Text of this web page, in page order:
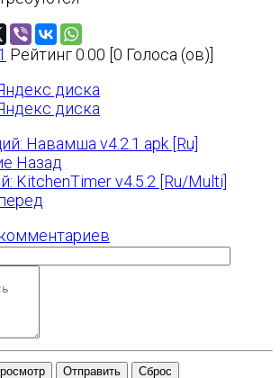
Рейтинг 0.00 [0 Голоса (ов)]
диска
диска
Навамша v4.2.1 apk [Ru]
Назад
KitchenTimer v4.5.2 [Ru/Multi]
Отправить Сброс